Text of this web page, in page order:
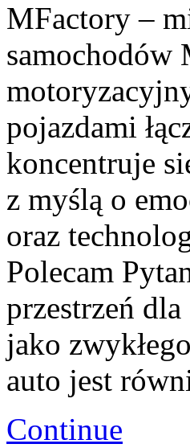
MFactory –
samochodów
pojazdami
koncentruje
z myślą o
oraz
Polecam
przestrzeń
jako
auto jest
Continue